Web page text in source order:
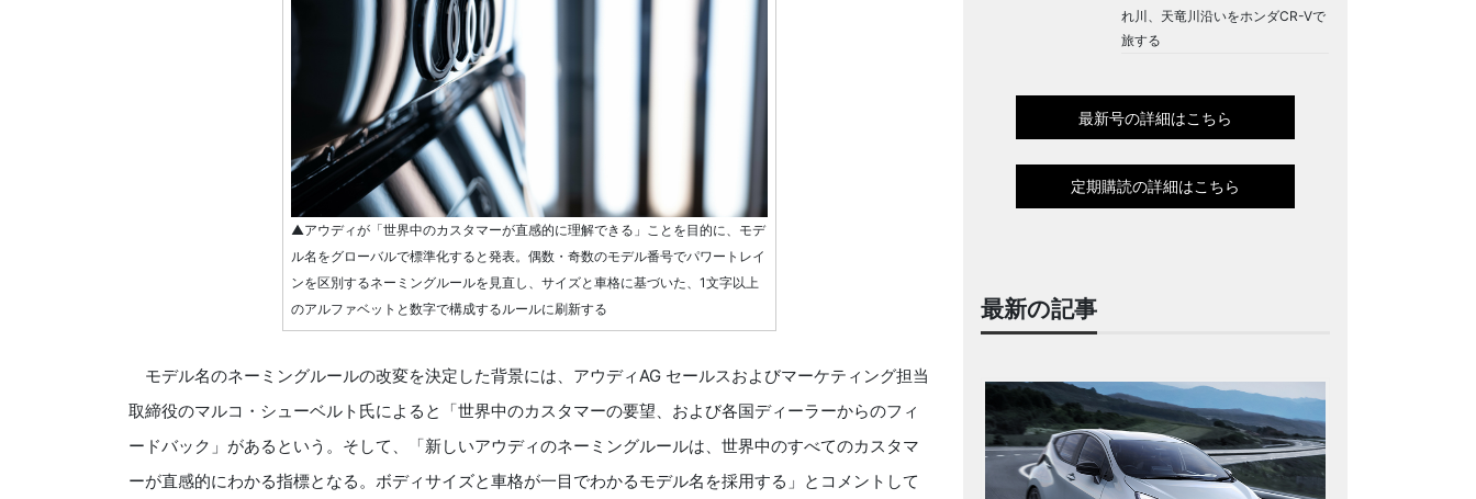
▲アウディが「世界中のカスタマーが直感的に理解できる」ことを目的に、モデ
ル名をグローバルで標準化すると発表。偶数・奇数のモデル番号でパワートレイ
ンを区別するネーミングルールを見直し、サイズと車格に基づいた、1文字以上
のアルファベットと数字で構成するルールに刷新する
モデル名のネーミングルールの改変を決定した背景には、アウディAG セールスおよびマーケティング担当
取締役のマルコ・シューベルト氏によると「世界中のカスタマーの要望、および各国ディーラーからのフィ
ードバック」があるという。そして、「新しいアウディのネーミングルールは、世界中のすべてのカスタマ
ーが直感的にわかる指標となる。ボディサイズと車格が一目でわかるモデル名を採用する」とコメントして
れ川、天竜川沿いをホンダCR-Vで
旅する
最新号の詳細はこちら
定期購読の詳細はこちら
最新の記事